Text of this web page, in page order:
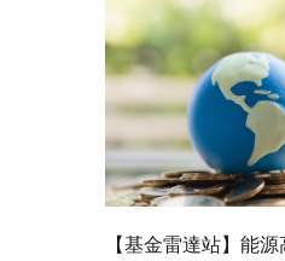
【基金雷達站】能